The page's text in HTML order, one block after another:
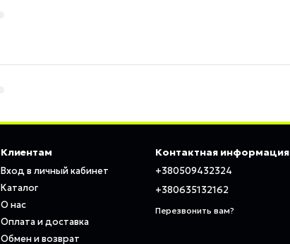
Клиентам
Вход в личный кабинет
Каталог
О нас
Оплата и доставка
Обмен и возврат
Контактная информация
+380509432324
+380635132162
Перезвонить вам?